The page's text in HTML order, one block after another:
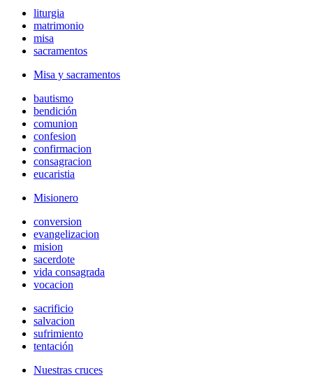
liturgia
matrimonio
misa
sacramentos
Misa y sacramentos
bautismo
bendición
comunion
confesion
confirmacion
consagracion
eucaristia
Misionero
conversion
evangelizacion
mision
sacerdote
vida consagrada
vocacion
sacrificio
salvacion
sufrimiento
tentación
Nuestras cruces